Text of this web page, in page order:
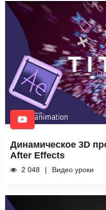
Динамическое 3D
After Effects
2 048 Видео уроки